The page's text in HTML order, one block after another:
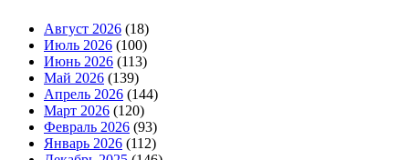
Август 2026 (18)
Июль 2026 (100)
Июнь 2026 (113)
Май 2026 (139)
Апрель 2026 (144)
Март 2026 (120)
Февраль 2026 (93)
Январь 2026 (112)